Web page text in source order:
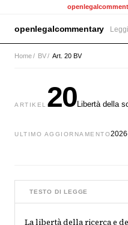
openlegalcommentary Leggi
Home/ BV/ Art. 20 BV
ARTIKEL 20Libertà della
ULTIMO AGGIORNAMENTO
TESTO DI LEGGE
La libertà della ricerca e